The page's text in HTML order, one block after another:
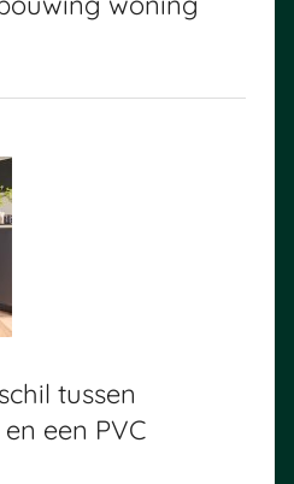
tussen
een PVC